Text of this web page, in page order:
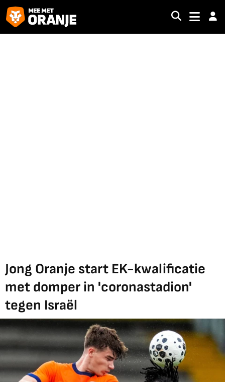
Jong Oranje start EK-kwalificatie
met domper in 'coronastadion'
tegen Israël